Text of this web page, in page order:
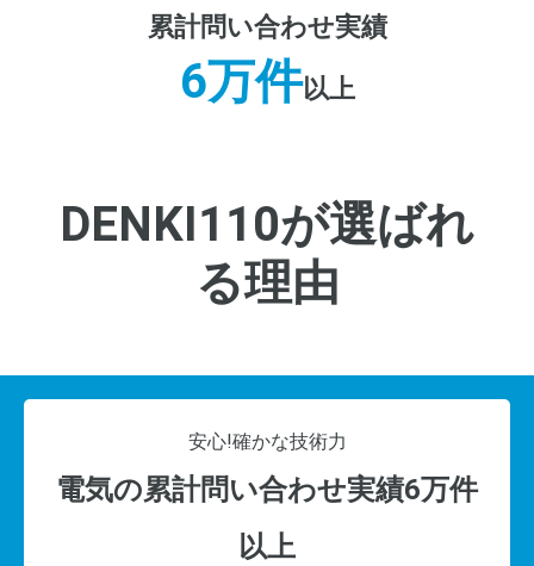
累計問い合わせ実績
6万件以上
DENKI110が選ばれ
る理由
安心!確かな技術力
電気の累計問い合わせ実績6万件
以上